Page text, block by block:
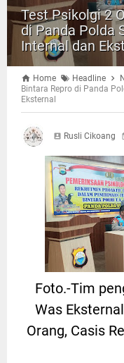
Test Psikolgi 2
di Panda Polda
Internal dan
Home Headline
Bintara Repro di Panda
Eksternal
Rusli Cikoang
Foto.-Tim
Was
Orang, Casis